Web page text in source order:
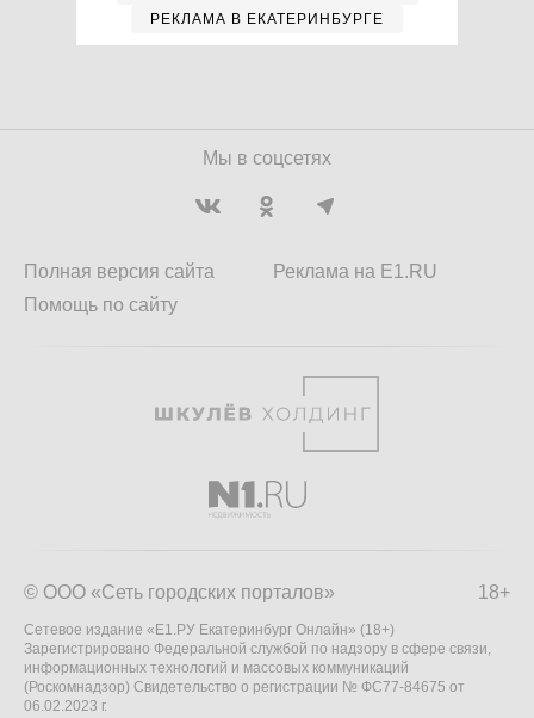
РЕКЛАМА В ЕКАТЕРИНБУРГЕ
Мы в соцсетях
Полная версия сайта
Помощь по сайту
Реклама на E1.RU
18+
© ООО «Сеть городских порталов»
Сетевое издание «Е1.РУ Екатеринбург Онлайн» (18+)
Зарегистрировано Федеральной службой по надзору в сфере связи,
информационных технологий и массовых коммуникаций
(Роскомнадзор) Свидетельство о регистрации № ФС77-84675 от
06.02.2023 г.